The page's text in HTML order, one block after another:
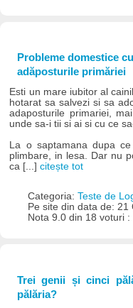
Probleme domestice
adăposturile primăriei
Esti un mare iubitor al
hotarat sa salvezi si sa
adaposturile primariei,
unde sa-i tii si ai si cu ce
La o saptamana dupa
plimbare, in lesa. Dar nu
ca [...]citește tot
Categoria: Teste de
Pe site din data de: 21
Nota 9.0 din 18 voturi :
Trei genii și cinci
pălăria?